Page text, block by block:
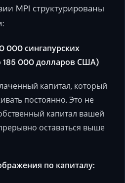
MPI структурированы
000 сингапурских
000 долларов США)
капитал, который
постоянно. Это не
капитал вашей
оставаться выше
по капиталу: